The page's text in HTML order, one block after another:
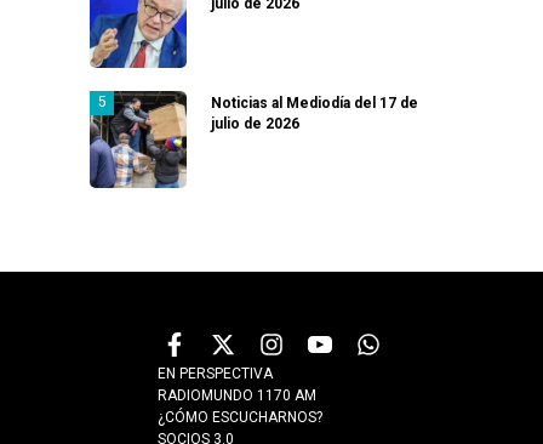
julio de 2026
Noticias al Mediodía del 17 de
julio de 2026
EN PERSPECTIVA
RADIOMUNDO 1170 AM
¿CÓMO ESCUCHARNOS?
SOCIOS 3.0